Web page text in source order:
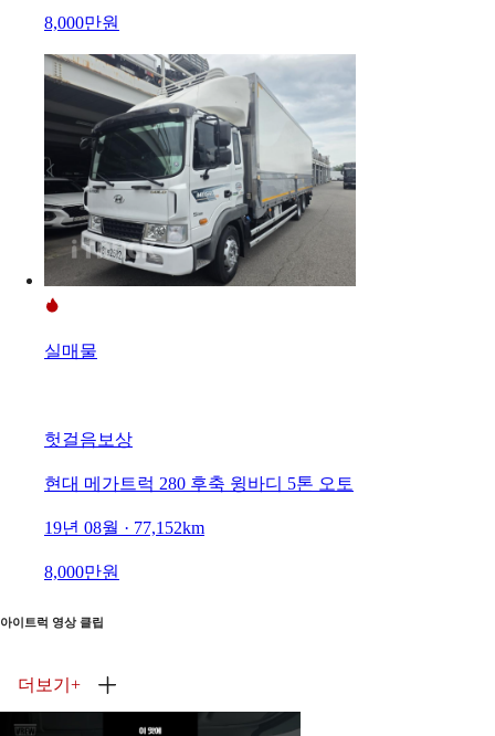
8,000만원
실매물
헛걸음보상
현대 메가트럭 280 후축 윙바디 5톤 오토
19년 08월 · 77,152km
8,000만원
아이트럭 영상 클립
더보기 +